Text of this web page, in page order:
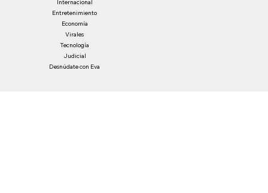
Internacional
Entretenimiento
Economía
Virales
Tecnología
Judicial
Desnúdate con Eva